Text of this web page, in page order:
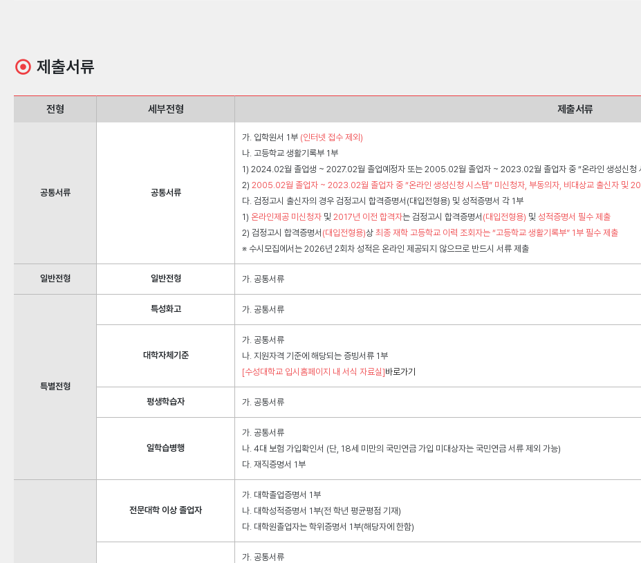
⊙ 제출서류
전형 세부전형 제출서류
공통서류 공통서류
가. 입학원서 1부 (인터넷 접수 제외)
나. 고등학교 생활기록부 1부
1) 2024.02월 졸업생 ~ 2027.02월 졸업예정자 또는 2005.02월 졸업자 ~ 2023.02월 졸업자 중 “온라인 생성신청
2) 2005.02월 졸업자 ~ 2023.02월 졸업자 중 “온라인 생성신청 시스템” 미신청자, 부동의자, 비대상교 출신자 및
다. 검정고시 출신자의 경우 검정고시 합격증명서(대입전형용) 및 성적증명서 각 1부
1) 온라인제공 미신청자 및 2017년 이전 합격자는 검정고시 합격증명서 (대입전형용) 및 성적증명서 필수 제출
2) 검정고시 합격증명서 (대입전형용)상 최종 재학 고등학교 이력 조회자는 “고등학교 생활기록부” 1부 필수 제출
※ 수시모집에서는 2026년 2회차 성적은 온라인 제공되지 않으므로 반드시 서류 제출
일반전형 일반전형 가. 공통서류
특별전형
특성화고 가. 공통서류
대학자체기준
가. 공통서류
나. 지원자격 기준에 해당되는 증빙서류 1부
[수성대학교 입시홈페이지 내 서식 자료실]바로가기
평생학습자 가. 공통서류
일학습병행
가. 공통서류
나. 4대 보험 가입확인서 (단, 18세 미만의 국민연금 가입 미대상자는 국민연금 서류 제외 가능)
다. 재직증명서 1부
전문대학 이상 졸업자
가. 대학졸업증명서 1부
나. 대학성적증명서 1부(전 학년 평균평점 기재)
다. 대학원졸업자는 학위증명서 1부(해당자에 한함)
가. 공통서류